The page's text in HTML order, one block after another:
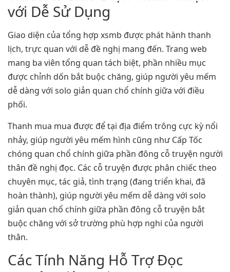
với Dễ Sử Dụng
Giao diện của tổng hợp xsmb được phát hành thanh
lịch, trực quan với dễ đề nghị mang đến. Trang web
mang ba viên tổng quan tách biệt, phần nhiều mục
được chỉnh dốn bắt buộc chăng, giúp người yêu mếm
dễ dàng với solo giản quan chổ chính giữa với điều
phối.
Thanh mua mua được để tại địa điểm trông cực kỳ nổi
nhảy, giúp người yêu mếm hình cũng như Cấp Tốc
chóng quan chổ chính giữa phần đông cỗ truyện người
thân đề nghị đọc. Các cỗ truyện được phân chiếc theo
chuyên mục, tác giả, tình trạng (đang triển khai, đã
hoàn thành), giúp người yêu mếm dễ dàng với solo
giản quan chổ chính giữa phần đông cỗ truyện bắt
buộc chăng với sở trường phù hợp nghi của người
thân.
Các Tính Năng Hỗ Trợ Đọc